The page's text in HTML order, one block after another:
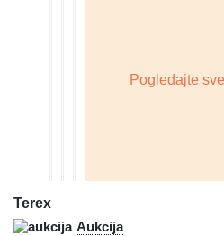
Terex
Aukcija